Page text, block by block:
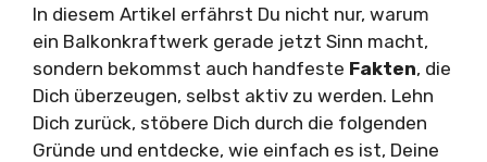
In diesem Artikel erfährst Du nicht nur, warum
ein Balkonkraftwerk gerade jetzt Sinn macht,
sondern bekommst auch handfeste Fakten, die
Dich überzeugen, selbst aktiv zu werden. Lehn
Dich zurück, stöbere Dich durch die folgenden
Gründe und entdecke, wie einfach es ist, Deine